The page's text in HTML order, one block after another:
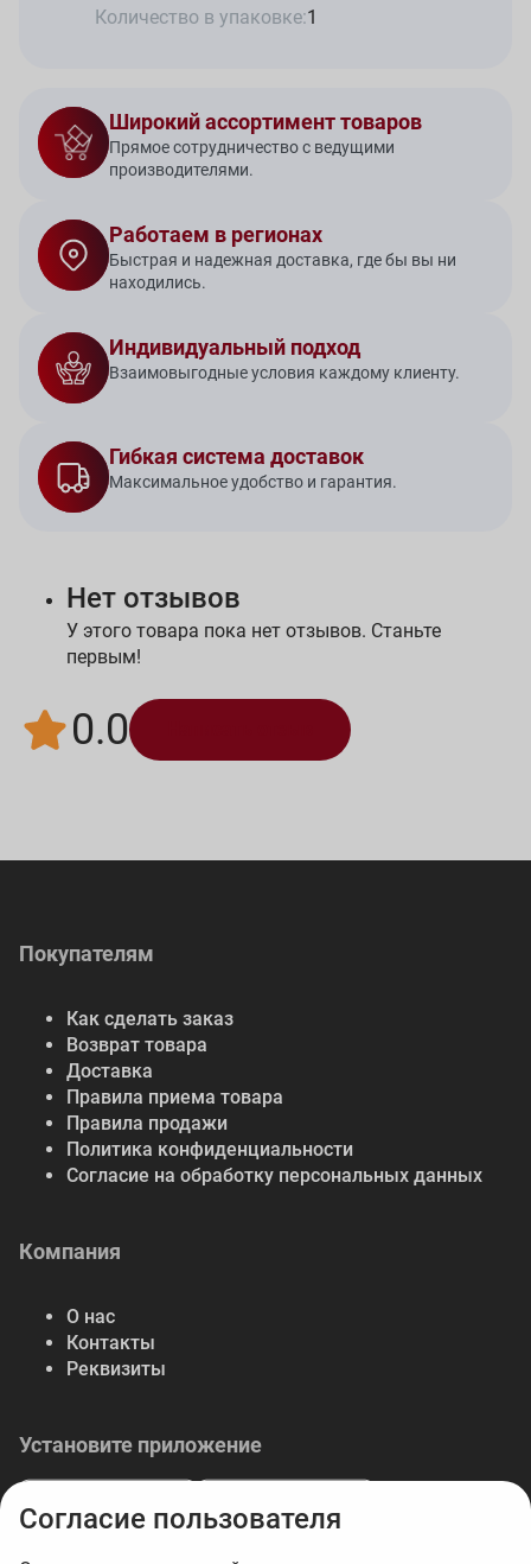
Количество в упаковке:1
Широкий ассортимент товаров
Прямое сотрудничество с ведущими
производителями.
Работаем в регионах
Быстрая и надежная доставка, где бы вы ни
находились.
Индивидуальный подход
Взаимовыгодные условия каждому клиенту.
Гибкая система доставок
Максимальное удобство и гарантия.
Нет отзывов
У этого товара пока нет отзывов. Станьте
первым!
0.0
Покупателям
Как сделать заказ
Возврат товара
Доставка
Правила приема товара
Правила продажи
Политика конфиденциальности
Согласие на обработку персональных данных
Компания
О нас
Контакты
Реквизиты
Установите приложение
Согласие пользователя